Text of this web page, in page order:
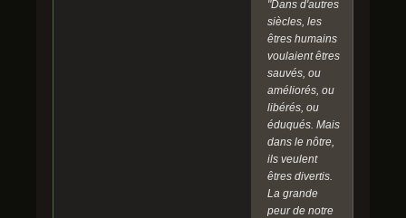
"Dans d'autres
siècles, les
êtres humains
voulaient êtres
sauvés, ou
améliorés, ou
libérés, ou
éduqués. Mais
dans le nôtre,
ils veulent
êtres divertis.
La grande
peur de notre